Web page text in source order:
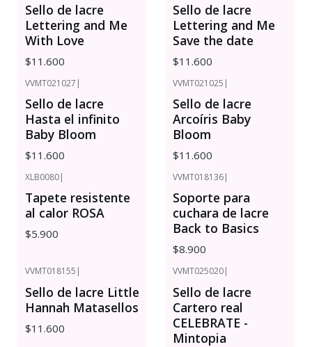
Sello de lacre
Lettering and Me
With Love
$11.600
Sello de lacre
Lettering and Me
Save the date
$11.600
VVMT021027 |
Sello de lacre
Hasta el infinito
Baby Bloom
$11.600
VVMT021025 |
Sello de lacre
Arcoíris Baby
Bloom
$11.600
XLB0080|
Tapete resistente
al calor ROSA
$5.900
VVMT018136|
Soporte para
cuchara de lacre
Back to Basics
$8.900
VVMT018155
Sello de lacre Little
Hannah Matasellos
$11.600
VVMT025020
Sello de lacre
Cartero real
CELEBRATE -
Mintopia